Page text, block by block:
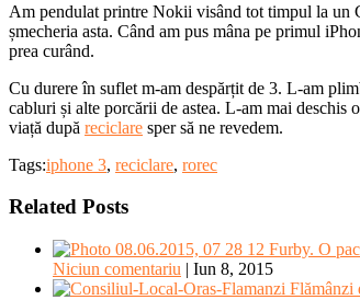
Am pendulat printre Nokii visând tot timpul la un
șmecheria asta. Când am pus mâna pe primul
prea curând.
Cu durere în suflet m-am despărțit de 3. L-am
cabluri și alte porcării de astea. L-am mai deschis
viață după reciclare sper să ne revedem.
Tags:iphone 3, reciclare, rorec
Related Posts
Furby. O
Niciun comentariu | Iun 8, 2015
Flămânzi